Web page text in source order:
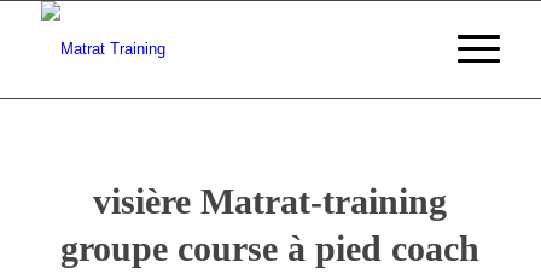
visière Matrat-training
groupe course à pied coach